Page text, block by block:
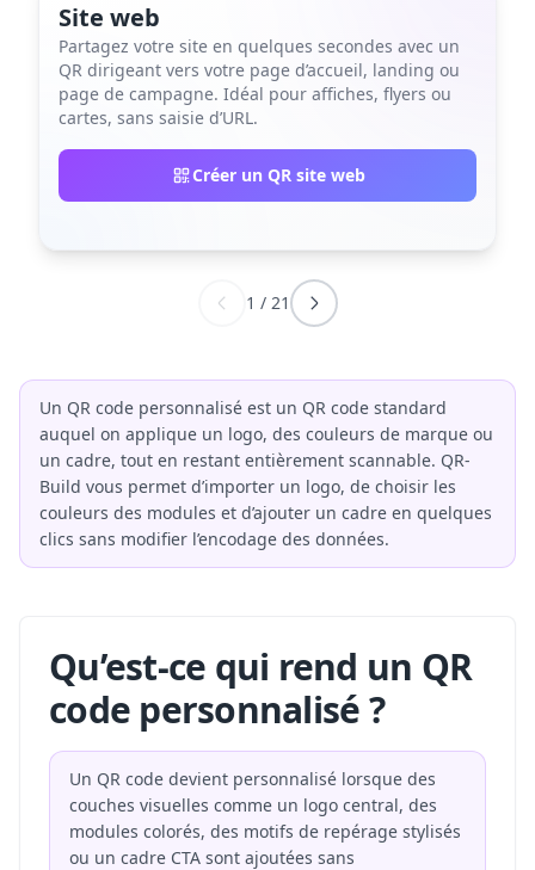
Site web
Partagez votre site en quelques secondes avec un
QR dirigeant vers votre page d’accueil, landing ou
page de campagne. Idéal pour affiches, flyers ou
cartes, sans saisie d’URL.
Créer un QR site web
1 / 21
Un QR code personnalisé est un QR code standard
auquel on applique un logo, des couleurs de marque ou
un cadre, tout en restant entièrement scannable. QR-
Build vous permet d’importer un logo, de choisir les
couleurs des modules et d’ajouter un cadre en quelques
clics sans modifier l’encodage des données.
Qu’est-ce qui rend un QR
code personnalisé ?
Un QR code devient personnalisé lorsque des
couches visuelles comme un logo central, des
modules colorés, des motifs de repérage stylisés
ou un cadre CTA sont ajoutées sans